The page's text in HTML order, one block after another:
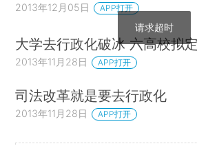
2013年12月05日 APP打开
大学去行政化破冰 六高校拟
2013年11月28日 APP打开
司法改革就是要去行政化
2013年11月28日 APP打开
请求超时